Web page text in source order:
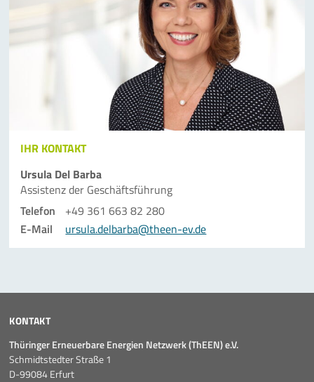
IHR KONTAKT
Ursula Del Barba
Assistenz der Geschäfts­führung
Telefon
+49 361 663 82 280
E-Mail
ursula.delbarba@theen-ev.de
KONTAKT
Thüringer Erneuerbare Energien Netzwerk (ThEEN) e.V.
Schmidtstedter Straße 1
D-99084 Erfurt